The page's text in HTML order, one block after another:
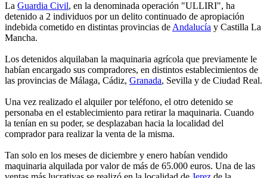
La Guardia Civil, en la denominada operación "ULLIRI", ha
detenido a 2 individuos por un delito continuado de apropiación
indebida cometido en distintas provincias de Andalucía y Castilla La
Mancha.
Los detenidos alquilaban la maquinaria agrícola que previamente le
habían encargado sus compradores, en distintos establecimientos de
las provincias de Málaga, Cádiz, Granada, Sevilla y de Ciudad Real.
Una vez realizado el alquiler por teléfono, el otro detenido se
personaba en el establecimiento para retirar la maquinaria. Cuando
la tenían en su poder, se desplazaban hacia la localidad del
comprador para realizar la venta de la misma.
Tan solo en los meses de diciembre y enero habían vendido
maquinaria alquilada por valor de más de 65.000 euros. Una de las